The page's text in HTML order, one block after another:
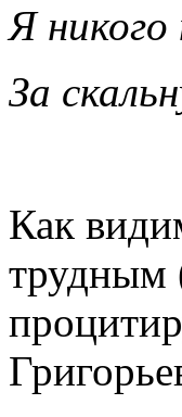
Я никого
За
Как
трудным